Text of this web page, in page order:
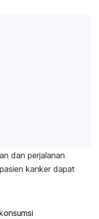
dan perjalanan
kanker dapat